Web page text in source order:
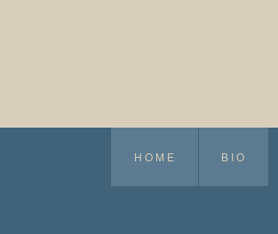
HOME BIO